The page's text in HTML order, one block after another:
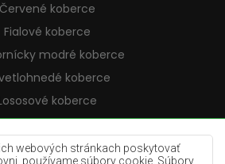
webových stránkach poskytovať
používame súbory cookie. Súbory
Červené koberce
Fialové koberce
modré koberce
koberce
koberce
koberce
Lilac koberce